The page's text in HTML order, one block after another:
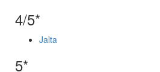
4/5*
Jalta
5*